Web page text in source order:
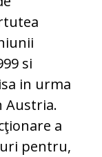
si
in urma
Austria.
a
pentru,